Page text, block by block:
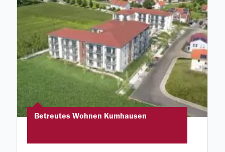
Betreutes Wohnen Kumhausen